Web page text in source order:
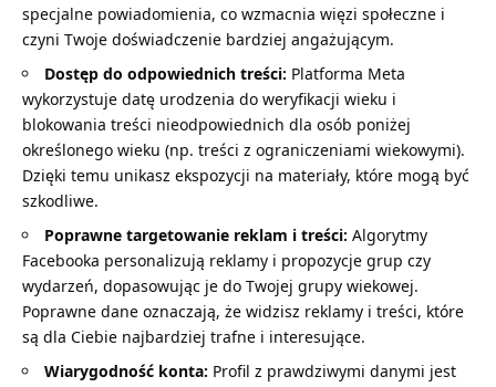
specjalne powiadomienia, co wzmacnia więzi społeczne i
czyni Twoje doświadczenie bardziej angażującym.
Dostęp do odpowiednich treści: Platforma Meta
wykorzystuje datę urodzenia do weryfikacji wieku i
blokowania treści nieodpowiednich dla osób poniżej
określonego wieku (np. treści z ograniczeniami wiekowymi).
Dzięki temu unikasz ekspozycji na materiały, które mogą być
szkodliwe.
Poprawne targetowanie reklam i treści: Algorytmy
Facebooka personalizują reklamy i propozycje grup czy
wydarzeń, dopasowując je do Twojej grupy wiekowej.
Poprawne dane oznaczają, że widzisz reklamy i treści, które
są dla Ciebie najbardziej trafne i interesujące.
Wiarygodność konta: Profil z prawdziwymi danymi jest